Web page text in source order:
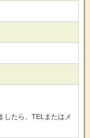
したら、TELまたはメ